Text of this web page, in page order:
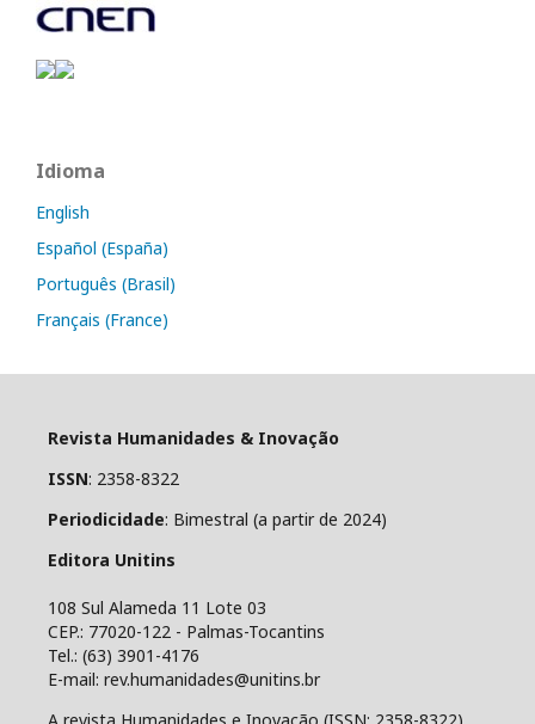
Idioma
English
Español (España)
Português (Brasil)
Français (France)
Revista Humanidades & Inovação
ISSN: 2358-8322
Periodicidade: Bimestral (a partir de 2024)
Editora Unitins
108 Sul Alameda 11 Lote 03
CEP.: 77020-122 - Palmas-Tocantins
Tel.: (63) 3901-4176
E-mail: rev.humanidades@unitins.br